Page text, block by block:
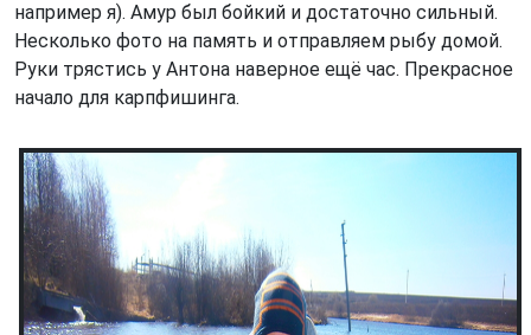
например я). Амур был бойкий и достаточно сильный.
Несколько фото на память и отправляем рыбу домой.
Руки трястись у Антона наверное ещё час. Прекрасное
начало для карпфишинга.